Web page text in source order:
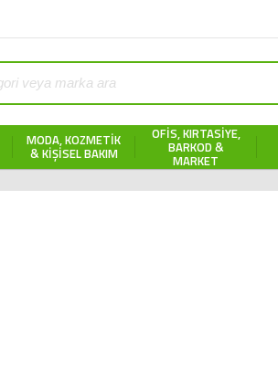
MODA, KOZMETIK
& KIŞISEL BAKIM
OFIS, KIRTASIYE,
BARKOD &
MARKET